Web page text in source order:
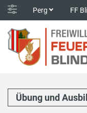
Perg FF
Übung und